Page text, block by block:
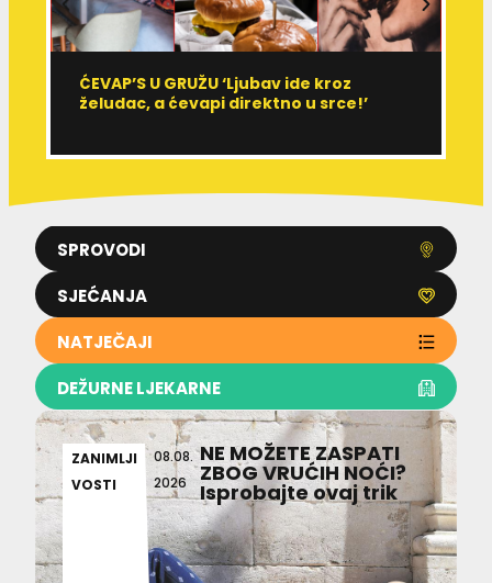
SPROVODI
SJEĆANJA
NATJEČAJI
DEŽURNE LJEKARNE
ĆEVAP’S U GRUŽU ‘Ljubav ide kroz
želudac, a ćevapi direktno u srce!’
ZANIMLJI
VOSTI
08.08.
2026
NE MOŽETE ZASPATI
ZBOG VRUĆIH NOĆI?
Isprobajte ovaj trik